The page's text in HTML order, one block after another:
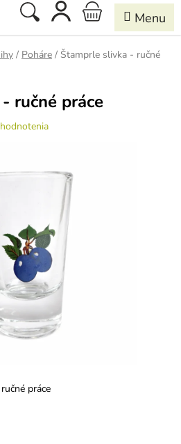
Hľadať
NÁKUPNÝ
KOŠÍK
/ Poháre / Štamprle slivka - ručné
práce
ručné práce